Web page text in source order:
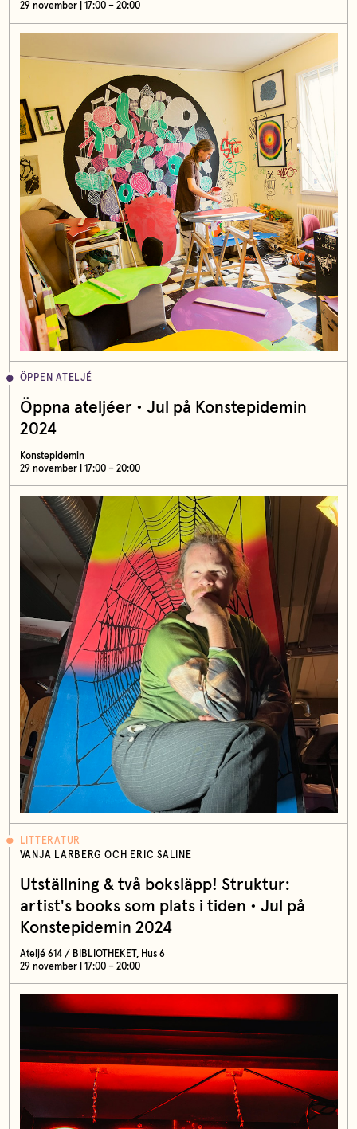
29 november | 17:00 – 20:00
ÖPPEN ATELJÉ
Öppna ateljéer • Jul på Konstepidemin
2024
Konstepidemin
29 november | 17:00 – 20:00
LITTERATUR
VANJA LARBERG OCH ERIC SALINE
Utställning & två boksläpp! Struktur:
artist's books som plats i tiden • Jul på
Konstepidemin 2024
Ateljé 614 / BIBLIOTHEKET, Hus 6
29 november | 17:00 – 20:00